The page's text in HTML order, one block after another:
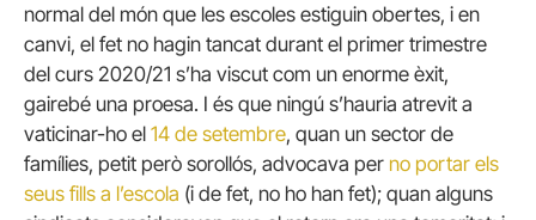
normal del món que les escoles estiguin obertes, i en
canvi, el fet no hagin tancat durant el primer trimestre
del curs 2020/21 s’ha viscut com un enorme èxit,
gairebé una proesa. I és que ningú s’hauria atrevit a
vaticinar-ho el 14 de setembre, quan un sector de
famílies, petit però sorollós, advocava per no portar els
seus fills a l’escola (i de fet, no ho han fet); quan alguns